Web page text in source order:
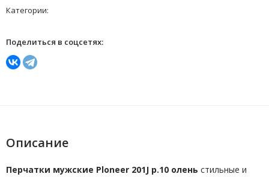
Категории:
Поделиться в соцсетях:
Описание
Перчатки мужские Ploneer 201J р.10 олень стильные и